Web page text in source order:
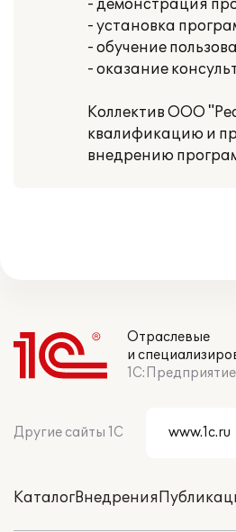
- демонстрация
- установка
- обучение
- оказание
Коллектив ООО
квалификацию и
внедрению
Отраслевые
и
1С:Предприятие
Другие сайты 1С
КаталогВнедрения